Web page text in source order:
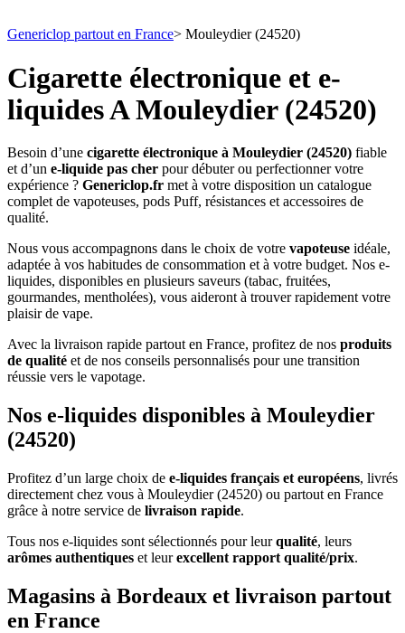
Genericlop partout en France> Mouleydier (24520)
Cigarette électronique et e-
liquides A Mouleydier (24520)
Besoin d’une cigarette électronique à Mouleydier (24520) fiable
et d’un e-liquide pas cher pour débuter ou perfectionner votre
expérience ? Genericlop.fr met à votre disposition un catalogue
complet de vapoteuses, pods Puff, résistances et accessoires de
qualité.
Nous vous accompagnons dans le choix de votre vapoteuse idéale,
adaptée à vos habitudes de consommation et à votre budget. Nos e-
liquides, disponibles en plusieurs saveurs (tabac, fruitées,
gourmandes, mentholées), vous aideront à trouver rapidement votre
plaisir de vape.
Avec la livraison rapide partout en France, profitez de nos produits
de qualité et de nos conseils personnalisés pour une transition
réussie vers le vapotage.
Nos e-liquides disponibles à Mouleydier
(24520)
Profitez d’un large choix de e-liquides français et européens, livrés
directement chez vous à Mouleydier (24520) ou partout en France
grâce à notre service de livraison rapide.
Tous nos e-liquides sont sélectionnés pour leurqualité, leurs
arômes authentiques et leurexcellent rapport qualité/prix.
Magasins à Bordeaux et livraison partout
en France